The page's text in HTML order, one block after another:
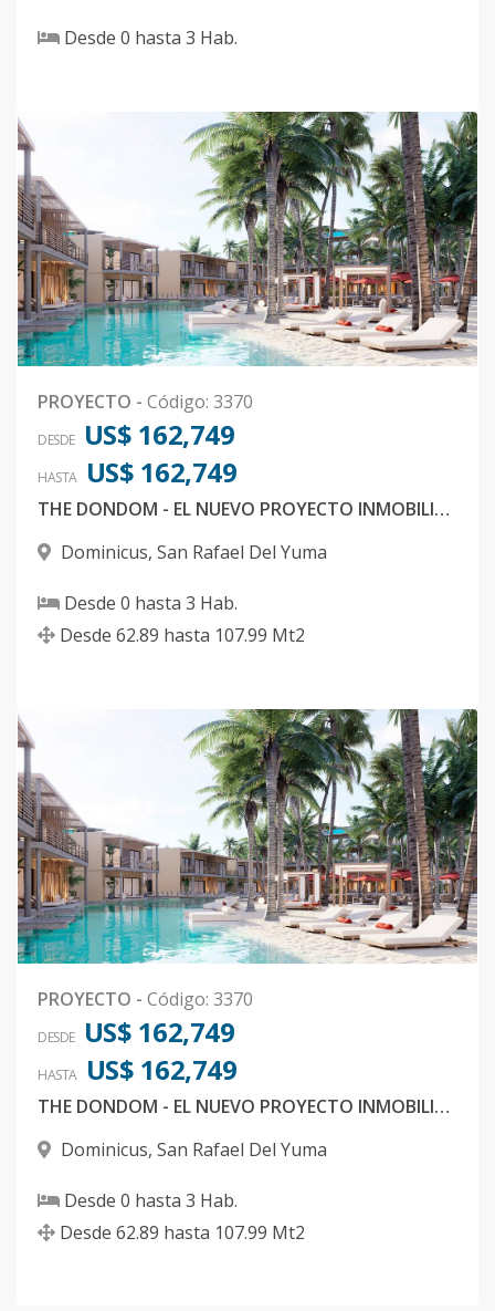
Desde 0 hasta 3 Hab.
PROYECTO - Código: 3370
DESDE US$ 162,749
HASTA US$ 162,749
THE DONDOM - EL NUEVO PROYECTO INMOBILIARIO QUE VA A REVOLUCIONAR DOMINICUS, BAYAHIBE
Dominicus, San Rafael Del Yuma
Desde 0 hasta 3 Hab.
Desde 62.89 hasta 107.99 Mt2
PROYECTO - Código: 3370
DESDE US$ 162,749
HASTA US$ 162,749
THE DONDOM - EL NUEVO PROYECTO INMOBILIARIO QUE VA A REVOLUCIONAR DOMINICUS, BAYAHIBE
Dominicus, San Rafael Del Yuma
Desde 0 hasta 3 Hab.
Desde 62.89 hasta 107.99 Mt2